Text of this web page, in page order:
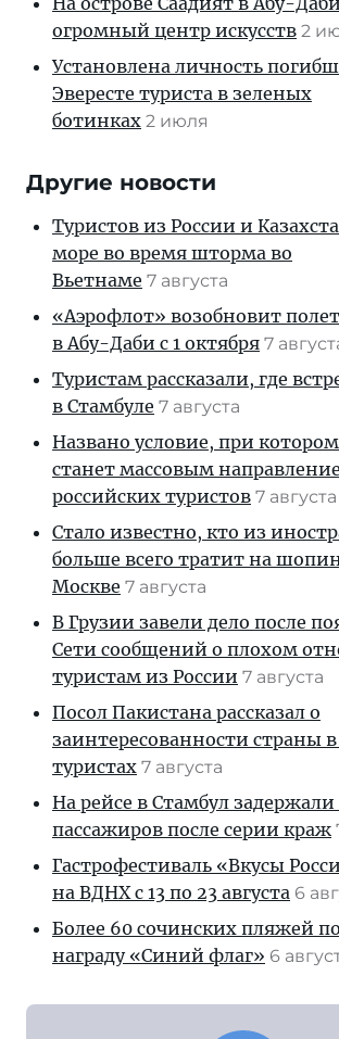
огромный центр искусств 2
Установлена личность
Эвересте туриста в зеленых
ботинках 2 июля
Другие новости
Туристов из России и
море во время шторма во
Вьетнаме 7 августа
«Аэрофлот» возобновит
в Абу-Даби с 1 октября 7
Туристам рассказали, где
в Стамбуле 7 августа
Названо условие, при
станет массовым
российских туристов 7 августа
Стало известно, кто из
больше всего тратит на
Москве 7 августа
В Грузии завели дело после
Сети сообщений о плохом
туристам из России 7 августа
Посол Пакистана рассказал о
заинтересованности страны
туристах 7 августа
На рейсе в Стамбул задержали
пассажиров после серии краж
Гастрофестиваль «Вкусы
на ВДНХ с 13 по 23 августа 6
Более 60 сочинских пляжей
награду «Синий флаг» 6